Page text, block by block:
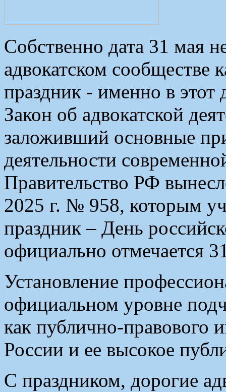
Собственно дата 31 мая
адвокатском сообществе
праздник - именно в этот
Закон об адвокатской
заложивший основные
деятельности
Правительство РФ
2025 г. № 958, которым
праздник – День
официально отмечается
Установление
официальном уровне
как публично-правового
России и ее высокое
С праздником, дорогие